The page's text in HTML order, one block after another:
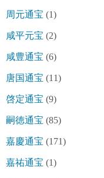
周元通宝 (1)
咸平元宝 (2)
咸豊通宝 (6)
唐国通宝 (11)
啓定通宝 (9)
嗣徳通宝 (85)
嘉慶通宝 (171)
嘉祐通宝 (1)